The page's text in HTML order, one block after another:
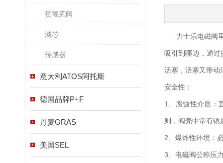
贺德克阀
滤芯
传感器
意大利ATOS阿托斯
德国品牌P+F
丹麦GRAS
美国SEL
力士乐电磁阀
吸引到哪边，通
活塞，活塞又带动
安全性：
1、腐蚀性介质：
则，阀壳中常有锈
2、爆炸性环境：
3、电磁阀公称压